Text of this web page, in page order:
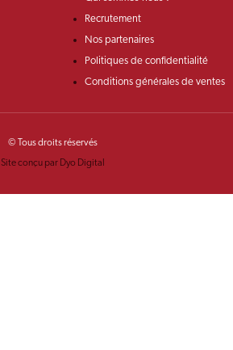
Recrutement
Nos partenaires
Politiques de confidentialité
Conditions générales de ventes
© Tous droits réservés
Site conçu par Dyo Digital